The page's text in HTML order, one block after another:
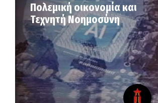
Πολεμική οικονομία και
Τεχνητή Νοημοσύνη